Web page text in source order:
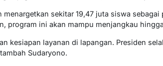
sekitar 19,47 juta siswa
program ini akan mampu menjangkau
kesiapan layanan di lapangan. Presiden
Sudaryono.